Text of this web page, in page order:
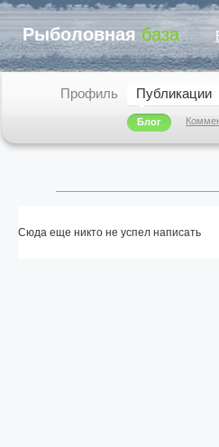
Рыболовная база
Профиль Публикации
Блог
Сюда еще никто не успел написать